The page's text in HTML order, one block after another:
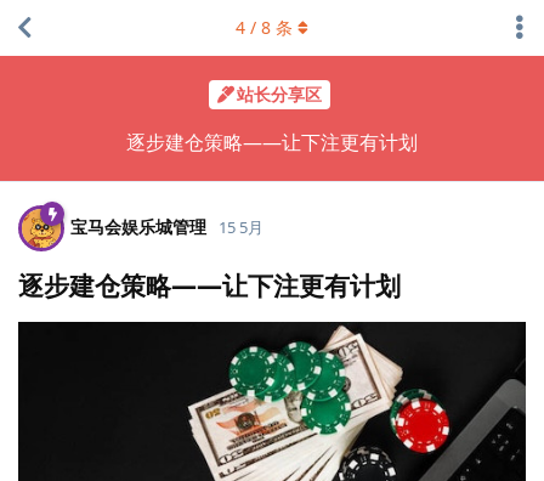
站长分享区
逐步建仓策略——让下注更有计划
4 / 8 条
宝马会娱乐城管理 15 5月
逐步建仓策略——让下注更有计划